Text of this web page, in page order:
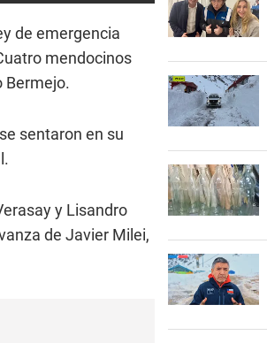
de emergencia
mendocinos
Bermejo.
sentaron en su
y Lisandro
de Javier Milei,